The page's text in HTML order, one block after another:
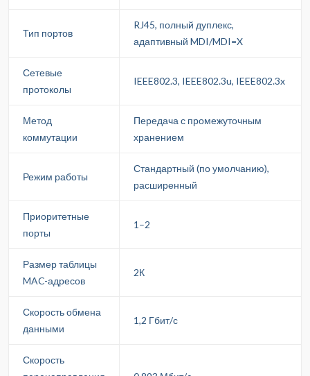
Тип портов
RJ45, полный дуплекс,
адаптивный MDI/MDI=X
Сетевые
протоколы
IEEE802.3, IEEE802.3u, IEEE802.3x
Метод
коммутации
Передача с промежуточным
хранением
Режим работы
Стандартный (по умолчанию),
расширенный
Приоритетные
порты
1–2
Размер таблицы
MAC-адресов
2К
Скорость обмена
данными
1,2 Гбит/с
Скорость